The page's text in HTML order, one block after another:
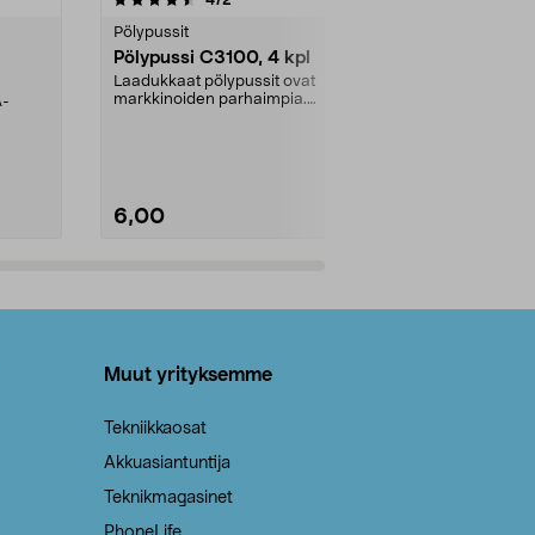
Pölypussit
Pölypussi C3100, 4 kpl
Laadukkaat pölypussit ovat
markkinoiden parhaimpia.
6,00
Muut yrityksemme
Tekniikkaosat
Akkuasiantuntija
Teknikmagasinet